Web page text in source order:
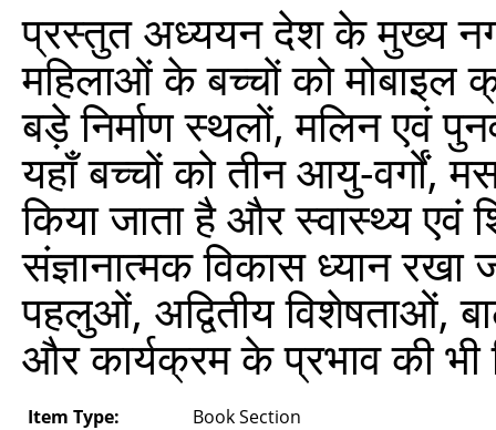
प्रस्तुत अध्ययन देश के मुख्य
महिलाओं के बच्चों को मोबाइल
बड़े निर्माण स्थलों, मलिन एवं
यहाँ बच्चों को तीन आयु-
किया जाता है और स्वास्थ्य एवं
संज्ञानात्मक विकास ध्यान
पहलुओं, अद्वितीय विशेषताओं,
और कार्यक्रम के प्रभाव की भी
Item Type:
Book Section